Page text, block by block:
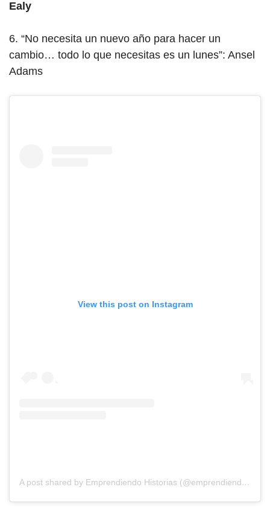
Ealy
6. “No necesita un nuevo año para hacer un
cambio… todo lo que necesitas es un lunes”: Ansel
Adams
View this post on Instagram
A post shared by Emprendiendo Historias (@emprendiendohistorias)